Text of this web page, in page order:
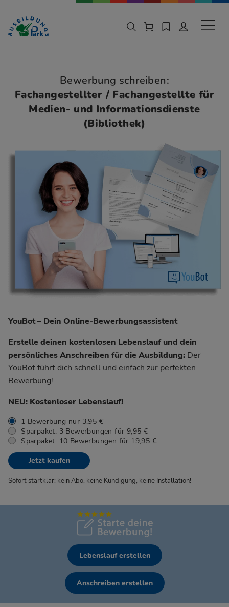
Zur Navigation springen
Zu den Hauptinhalten springen
Bewerbung schreiben:
Fachangestellter / Fachangestellte für
Medien- und Informationsdienste
(Bibliothek)
YouBot – Dein Online-Bewerbungsassistent
Erstelle deinen kostenlosen Lebenslauf und dein
persönliches Anschreiben für die Ausbildung: Der
YouBot führt dich schnell und einfach zur perfekten
Bewerbung!
NEU: Kostenloser Lebenslauf!
1 Bewerbung nur 3,95 €
Sparpaket: 3 Bewerbungen für 9,95 €
Sparpaket: 10 Bewerbungen für 19,95 €
Jetzt kaufen
Sofort startklar: kein Abo, keine Kündigung, keine Installation!
Lebenslauf erstellen
Anschreiben erstellen